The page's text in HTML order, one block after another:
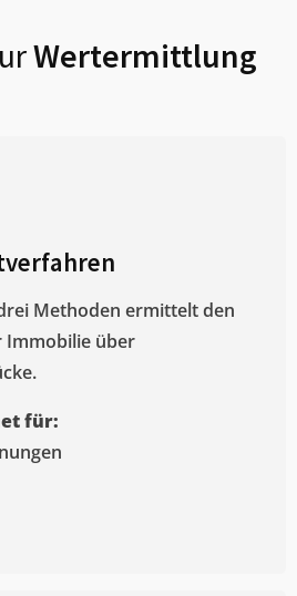
Wertermittlung
Methoden ermittelt den
Immobilie über
für: